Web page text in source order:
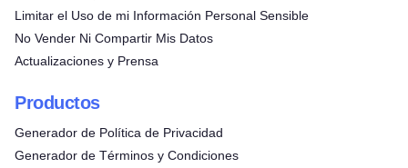
Limitar el Uso de mi Información Personal Sensible
No Vender Ni Compartir Mis Datos
Actualizaciones y Prensa
Productos
Generador de Política de Privacidad
Generador de Términos y Condiciones